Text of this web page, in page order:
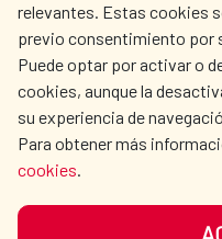
19 de
relevantes. Estas cookies
previo consentimiento por
Puede optar por activar o
cookies, aunque la
su experiencia de
Para obtener más
cookies.